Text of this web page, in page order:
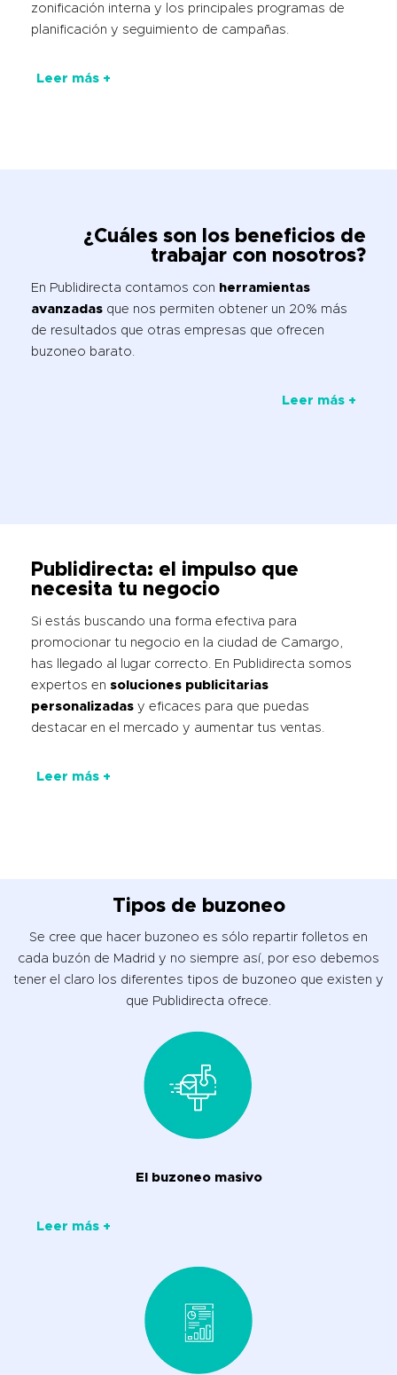
zonificación interna y los principales programas de
planificación y seguimiento de campañas.
Leer más +
¿Cuáles son los beneficios de
trabajar con nosotros?
En Publidirecta contamos con herramientas
avanzadas que nos permiten obtener un 20% más
de resultados que otras empresas que ofrecen
buzoneo barato.
Leer más +
Publidirecta: el impulso que
necesita tu negocio
Si estás buscando una forma efectiva para
promocionar tu negocio en la ciudad de Camargo,
has llegado al lugar correcto. En Publidirecta somos
expertos en soluciones publicitarias
personalizadas y eficaces para que puedas
destacar en el mercado y aumentar tus ventas.
Leer más +
Tipos de buzoneo
Se cree que hacer buzoneo es sólo repartir folletos en
cada buzón de Madrid y no siempre así, por eso debemos
tener el claro los diferentes tipos de buzoneo que existen y
que Publidirecta ofrece.
El buzoneo masivo
Leer más +